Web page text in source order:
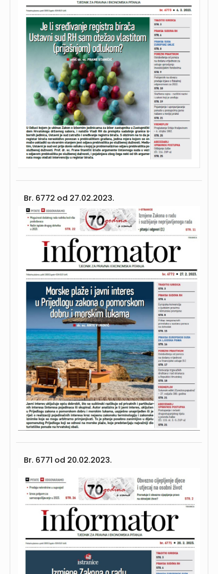
Br. 6772 od 27.02.2023.
Br. 6771 od 20.02.2023.